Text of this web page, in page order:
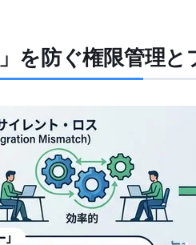
を防ぐ権限管理